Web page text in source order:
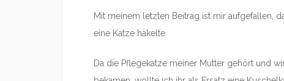
Mit meinem letzten Beitrag ist mir aufgefallen,
eine Katze häkelte.
Da die Pflegekatze meiner Mutter gehört und